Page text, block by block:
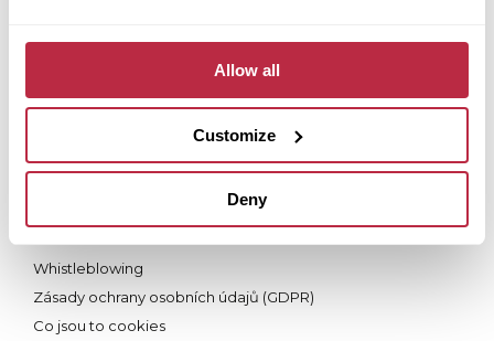
Allow all
Customize
Deny
Proč Tereco?
Dokumenty
Povinné dokumenty
Whistleblowing
Zásady ochrany osobních údajů (GDPR)
Co jsou to cookies